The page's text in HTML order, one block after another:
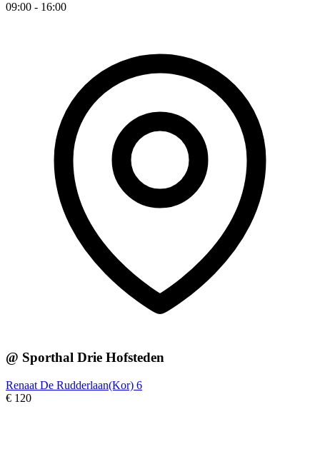
09:00 - 16:00
@ Sporthal Drie Hofsteden
Renaat De Rudderlaan(Kor) 6
€ 120